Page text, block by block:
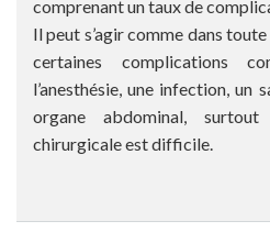
comprenant un taux de
Il peut s’agir comme dans
certaines complications
l’anesthésie, une infection, un
organe abdominal,
chirurgicale est difficile.